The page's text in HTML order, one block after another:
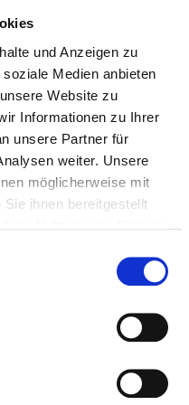
und Anzeigen zu
Medien anbieten
Website zu
Informationen zu Ihrer
unsere Partner für
weiter. Unsere
möglicherweise mit
ihnen bereitgestellt
k.A.
k.A.
3-